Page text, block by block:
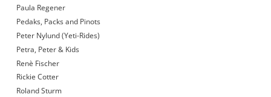
Paula Regener
Pedaks, Packs and Pinots
Peter Nylund (Yeti-Rides)
Petra, Peter & Kids
Renè Fischer
Rickie Cotter
Roland Sturm